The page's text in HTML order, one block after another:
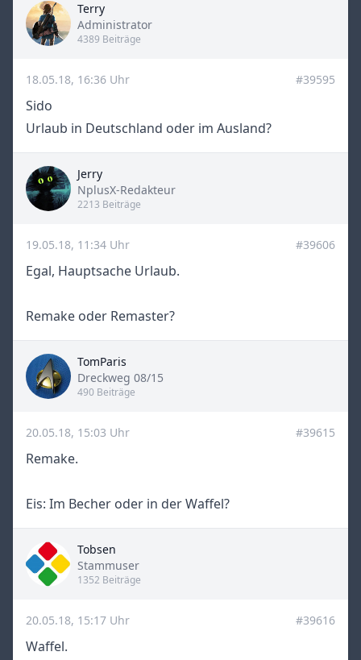
Terry
Title
Administrator
4389 Beiträge
18.05.18, 16:36 Uhr #39595
Sido
Urlaub in Deutschland oder im Ausland?
Jerry
Title
NplusX-Redakteur
2213 Beiträge
19.05.18, 11:34 Uhr #39606
Egal, Hauptsache Urlaub.
Remake oder Remaster?
TomParis
Title
Dreckweg 08/15
490 Beiträge
20.05.18, 15:03 Uhr #39615
Remake.
Eis: Im Becher oder in der Waffel?
Tobsen
Title
Stammuser
1352 Beiträge
20.05.18, 15:17 Uhr #39616
Waffel.